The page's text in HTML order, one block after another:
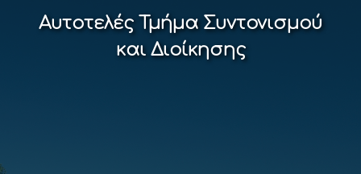
Αυτοτελές Τμήμα Συντονισμού
και Διοίκησης